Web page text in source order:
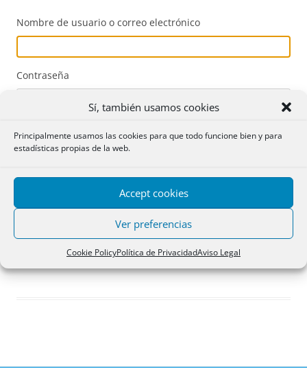
Sí, también usamos cookies
Principalmente usamos las cookies para que todo funcione bien y para
estadísticas propias de la web.
Accept cookies
Ver preferencias
Cookie PolicyPolítica de PrivacidadAviso Legal
Nombre de usuario o correo electrónico
Contraseña
Acceder
Registro
¿Has olvidado tu contraseña?